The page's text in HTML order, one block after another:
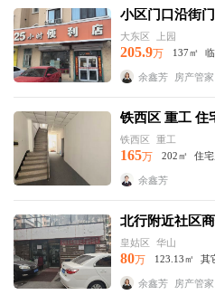
小区门口沿街
大东区 上园
205.9万 137㎡
余鑫芳 房产管家
铁西区 重工 住
铁西区 重工
165万 202㎡ 住
余鑫芳
北行附近社区
皇姑区 华山
80万 123.13㎡ 其
余鑫芳 房产管家